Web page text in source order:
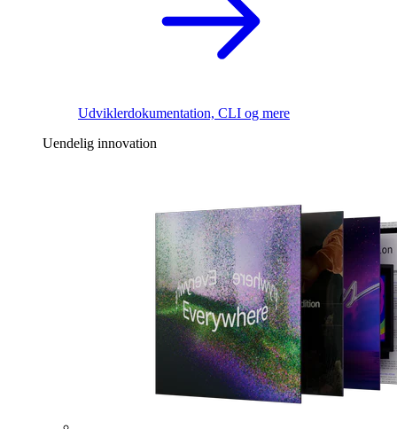
Udviklerdokumentation, CLI og mere
Uendelig innovation